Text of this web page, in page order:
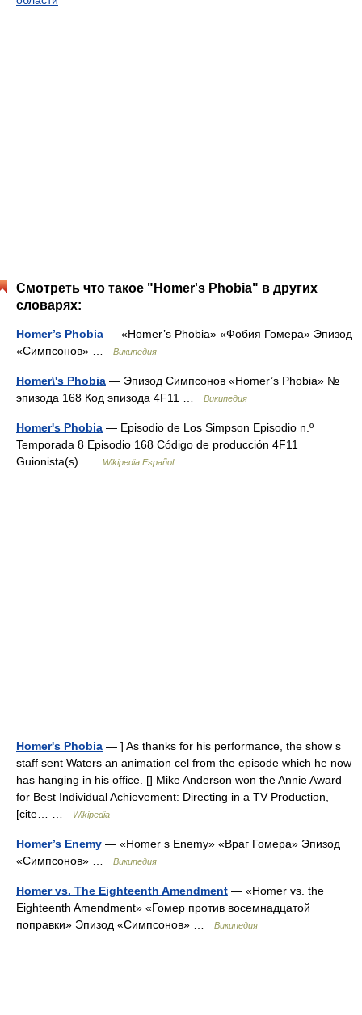
Смотреть что такое "Homer's Phobia" в других
словарях:
Homer’s Phobia — «Homer’s Phobia» «Фобия Гомера» Эпизод
«Симпсонов» …
Википедия
Homer\'s Phobia — Эпизод Симпсонов «Homer’s Phobia» №
эпизода 168 Код эпизода 4F11 …
Википедия
Homer's Phobia — Episodio de Los Simpson Episodio n.º
Temporada 8 Episodio 168 Código de producción 4F11
Guionista(s) …
Wikipedia Español
Homer's Phobia — ] As thanks for his performance, the show s
staff sent Waters an animation cel from the episode which he now
has hanging in his office. [] Mike Anderson won the Annie Award
for Best Individual Achievement: Directing in a TV Production,
[cite… …
Wikipedia
Homer’s Enemy — «Homer s Enemy» «Враг Гомера» Эпизод
«Симпсонов» …
Википедия
Homer vs. The Eighteenth Amendment — «Homer vs. the
Eighteenth Amendment» «Гомер против восемнадцатой
поправки» Эпизод «Симпсонов» …
Википедия